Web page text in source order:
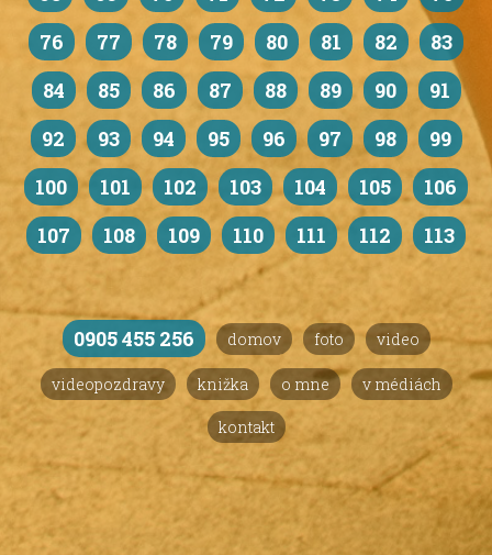
76
77 78 79 80 81 82
83
84
85 86 87 88 89 90
91
92
93 94 95 96 97 98
99
100
101 102 103 104 105
106
107
108 109 110 111 112 113
0905 455 256 domov foto video
videopozdravy knižka o mne v médiách
kontakt